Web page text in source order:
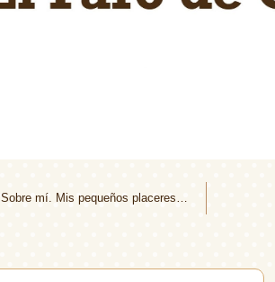
Sobre mí. Mis pequeños placeres…